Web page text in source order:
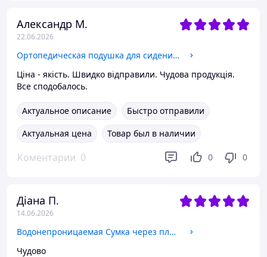
Александр М.
22.06.2026
Ортопедическая подушка для сидения под попу на кресло с эффектом памяти 46*36*7 см с вентиляцией Черный
Ціна - якість. Швидко відправили. Чудова продукція.
Все сподобалось.
Актуальное описание
Быстро отправили
Актуальная цена
Товар был в наличии
Коментарии 0 0 0
Діана П.
14.06.2026
Водонепроницаемая Сумка через плечо Кросс-боди Маленькая сумочка Слинг Барсетка сумка-мессенджер CRAG Черная
Чудово